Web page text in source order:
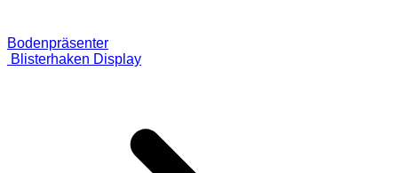
Bodenpräsenter
Blisterhaken Display